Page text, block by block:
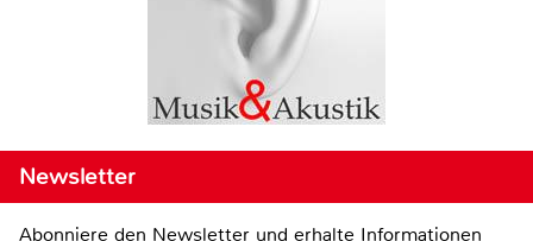
Newsletter
Abonniere den Newsletter und erhalte Informationen